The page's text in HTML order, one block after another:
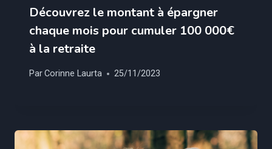
Découvrez le montant à épargner
chaque mois pour cumuler 100 000€
à la retraite
ParCorinne Laurta 25/11/2023